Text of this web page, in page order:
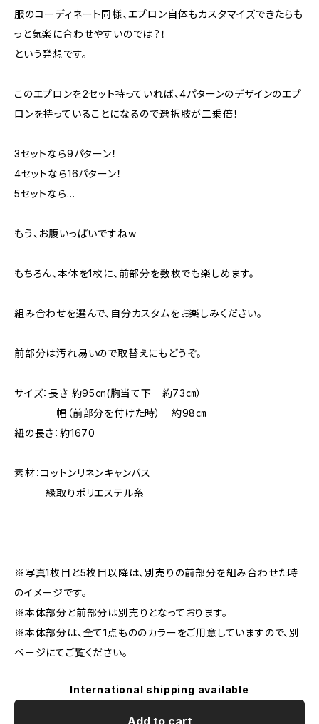
服のコーディネート同様、エプロン自体もカスタマイズできたらも
っと気楽に合わせやすいのでは？！
という発想です。
このエプロンを2セット持っていれば、4パターンのデザインのエプ
ロンを持っていることになるので選択肢が二乗倍！
3セットなら9パターン！
4セットなら16パターン！
5セットなら…
もう、お腹いっぱいですねw
もちろん、本体を1枚に、前部分を数枚でも楽しめます。
組み合わせを選んで、自分カスタムをお楽しみください。
前部分は汚れ易いので取替えにもどうぞ。
サイズ：長さ 約95㎝(胸当て下 約73㎝）
幅（前部分を付けた時） 約98㎝
紐の長さ：約1670
素材：コットンリネンキャンバス
縁取りポリエステル糸
※写真1枚目と5枚目以降は、別売りの前部分を組み合わせた時
のイメージです。
※本体部分と前部分は別売りとなっております。
※本体部分は、全て1点もののカラーをご用意していますので、別
ページにてご覧ください。
International shipping available
Add to cart